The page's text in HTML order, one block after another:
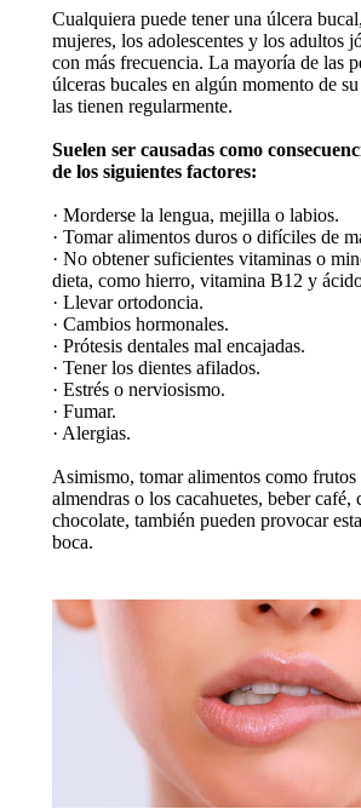
Cualquiera puede tener una úlcera
mujeres, los adolescentes y los adultos
con más frecuencia. La mayoría de las
úlceras bucales en algún momento de
las tienen regularmente.
Suelen ser causadas como
de los siguientes factores:
· Morderse la lengua, mejilla o labios.
· Tomar alimentos duros o difíciles de
· No obtener suficientes vitaminas o
dieta, como hierro, vitamina B12 y
· Llevar ortodoncia.
· Cambios hormonales.
· Prótesis dentales mal encajadas.
· Tener los dientes afilados.
· Estrés o nerviosismo.
· Fumar.
· Alergias.
Asimismo, tomar alimentos como frutos
almendras o los cacahuetes, beber café,
chocolate, también pueden provocar
boca.